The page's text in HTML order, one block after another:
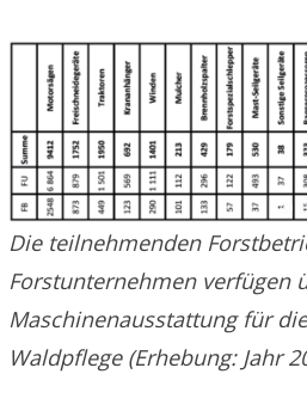
©
Die teilnehmenden
Forstunternehmen verfügen
Maschinenausstattung für
Waldpflege (Erhebung: Jahr